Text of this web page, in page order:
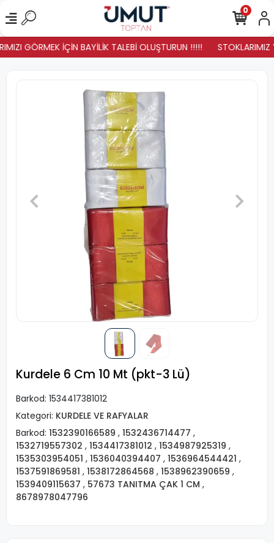
GÖRMEK İÇİN BAYİLİK TALEBİ OLUŞTURUN !!!!! STOKLARIMIZ
0
Kurdele 6 Cm 10 Mt (pkt-3 Lü)
Barkod: 1534417381012
Kategori: KURDELE VE RAFYALAR
Barkod: 1532390166589 , 1532436714477 ,
1532719557302 , 1534417381012 , 1534987925319 ,
1535303954051 , 1536040394407 , 1536964544421 ,
1537591869581 , 1538172864568 , 1538962390659 ,
1539409115637 , 57673 TANITMA ÇAK 1 CM ,
8678978047796